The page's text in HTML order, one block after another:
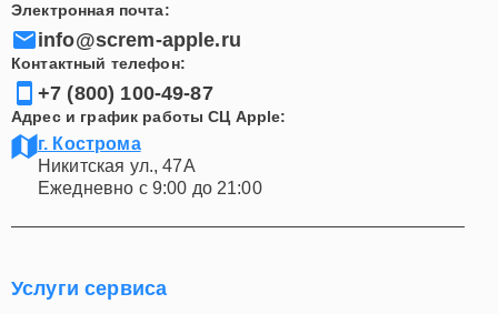
Электронная почта:
info@screm-apple.ru
Контактный телефон:
+7 (800) 100-49-87
Адрес и график работы СЦ Apple:
г. Кострома
Никитская ул., 47А
Ежедневно с 9:00 до 21:00
Услуги сервиса